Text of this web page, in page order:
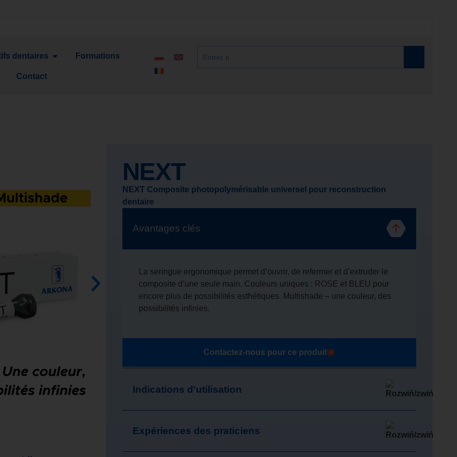
dentaires Formations
Contact
NEXT
NEXT Composite photopolymérisable universel pour reconstruction
dentaire
Avantages clés
La seringue ergonomique permet d’ouvrir, de refermer et d’extruder le
composite d’une seule main. Couleurs uniques : ROSE et BLEU pour
encore plus de possibilités esthétiques. Multishade – une couleur, des
possibilités infinies.
Contactez-nous pour ce produit
Indications d'utilisation
Expériences des praticiens